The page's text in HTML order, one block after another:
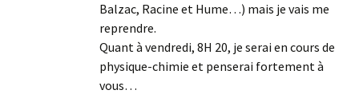
Balzac, Racine et Hume…) mais je vais me
reprendre.
Quant à vendredi, 8H 20, je serai en cours de
physique-chimie et penserai fortement à
vous…